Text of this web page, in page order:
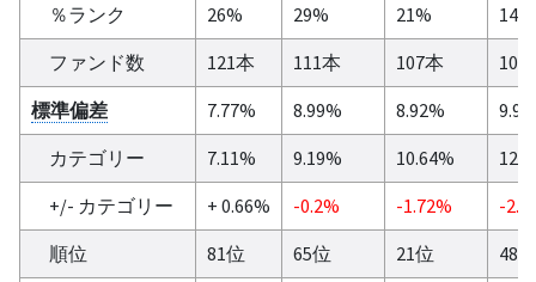
％ランク
26% 29% 21%
14%
ファンド数
121本 111本 107本
100
標準偏差
7.77% 8.99% 8.92%
カテゴリー
7.11% 9.19% 10.64%
+/- カテゴリー
+ 0.66% -0.2% -1.72%
-
順位
81位 65位 21位
48位